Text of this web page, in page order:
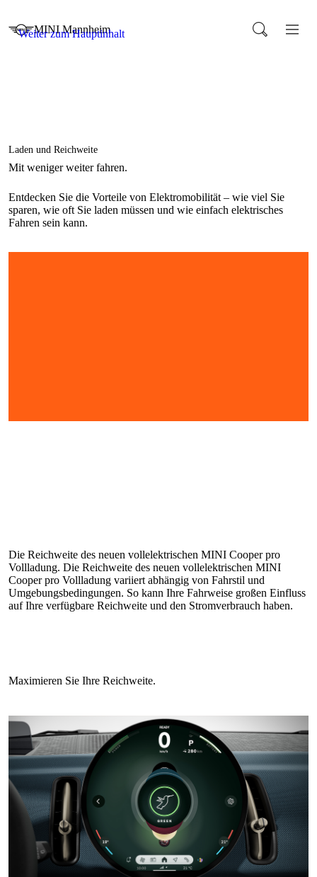
Entdecken Sie die Vorteile von Elektromobilität – wie viel Sie
sparen, wie oft Sie laden müssen und wie einfach elektrisches
Fahren sein kann.
Die Reichweite des neuen vollelektrischen MINI Cooper pro
Vollladung. Die Reichweite des neuen vollelektrischen MINI
Cooper pro Vollladung variiert abhängig von Fahrstil und
Umgebungsbedingungen. So kann Ihre Fahrweise großen Einfluss
auf Ihre verfügbare Reichweite und den Stromverbrauch haben.